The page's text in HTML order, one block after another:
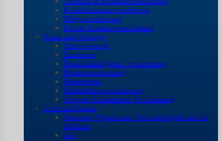
Krankenzusatzversicherung
Pflegeversicherung
Private Krankenversicherung
Rente und Vorsorge
Altersvorsorge
Basisrente
Berufsunfähigkeits- versicherung
Rentenversicherung
Riesterrente
Risikolebensversicherung
Schwere Krankheiten Versicherung
Geld und Sparen
Strafzins, Negativzins, Verwahrentgelt und die
Infaltion
Gas